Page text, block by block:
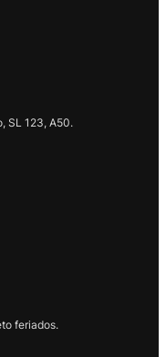
SL 123, A50.
feriados.